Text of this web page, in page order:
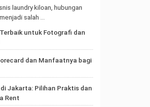
laundry kiloan, hubungan
salah …
untuk Fotografi dan
dan Manfaatnya bagi
Jakarta: Pilihan Praktis dan
Rent